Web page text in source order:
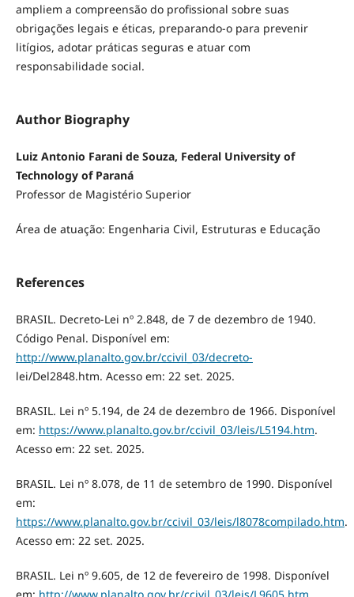
ampliem a compreensão do profissional sobre suas
obrigações legais e éticas, preparando-o para prevenir
litígios, adotar práticas seguras e atuar com
responsabilidade social.
Author Biography
Luiz Antonio Farani de Souza, Federal University of
Technology of Paraná
Professor de Magistério Superior
Área de atuação: Engenharia Civil, Estruturas e Educação
References
BRASIL. Decreto-Lei nº 2.848, de 7 de dezembro de 1940.
Código Penal. Disponível em:
http://www.planalto.gov.br/ccivil_03/decreto-
lei/Del2848.htm. Acesso em: 22 set. 2025.
BRASIL. Lei nº 5.194, de 24 de dezembro de 1966. Disponível
em: https://www.planalto.gov.br/ccivil_03/leis/L5194.htm.
Acesso em: 22 set. 2025.
BRASIL. Lei nº 8.078, de 11 de setembro de 1990. Disponível
em:
https://www.planalto.gov.br/ccivil_03/leis/l8078compilado.htm.
Acesso em: 22 set. 2025.
BRASIL. Lei nº 9.605, de 12 de fevereiro de 1998. Disponível
em: http://www.planalto.gov.br/ccivil_03/leis/L9605.htm.